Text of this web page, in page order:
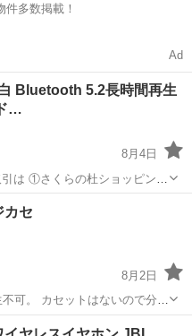
件多数掲載！
Ad
Bluetooth 5.2長時間再生
…
8月4日
は ①さくらの杜ショッピング
いたします( .ˬ.)" お取引希望
さい ①と②以外の場所ではお
オ
カセ
8月2日
可。 カセットはないので分か
？
ィオ パナソニック